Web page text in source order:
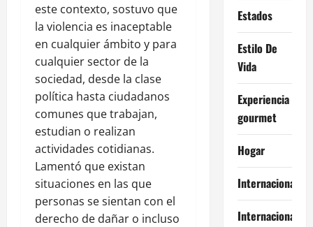
este contexto, sostuvo que
la violencia es inaceptable
en cualquier ámbito y para
cualquier sector de la
sociedad, desde la clase
política hasta ciudadanos
comunes que trabajan,
estudian o realizan
actividades cotidianas.
Lamentó que existan
situaciones en las que
personas se sientan con el
derecho de dañar o incluso
Estados
Estilo De
Vida
Experiencia
gourmet
Hogar
Internacional
Internacionales